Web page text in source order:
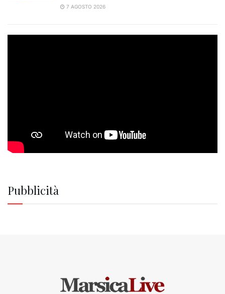
7 AGOSTO 2026
Pubblicità